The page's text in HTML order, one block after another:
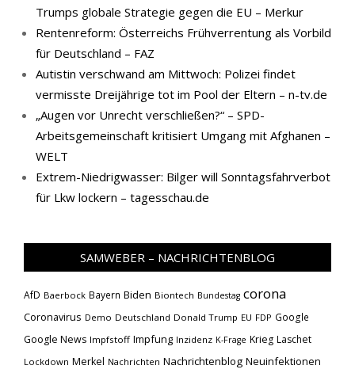
Trumps globale Strategie gegen die EU – Merkur
Rentenreform: Österreichs Frühverrentung als Vorbild
für Deutschland – FAZ
Autistin verschwand am Mittwoch: Polizei findet
vermisste Dreijährige tot im Pool der Eltern – n-tv.de
„Augen vor Unrecht verschließen?“ – SPD-
Arbeitsgemeinschaft kritisiert Umgang mit Afghanen –
WELT
Extrem-Niedrigwasser: Bilger will Sonntagsfahrverbot
für Lkw lockern – tagesschau.de
SAMWEBER – NACHRICHTENBLOG
AfD Baerbock Bayern Biden Biontech Bundestag corona
Coronavirus Demo Deutschland Donald Trump EU FDP Google
Google News Impfstoff Impfung Inzidenz K-Frage Krieg Laschet
Lockdown Merkel Nachrichten Nachrichtenblog Neuinfektionen